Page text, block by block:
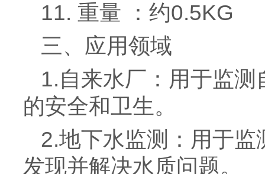
11. 重量 ：约0.5KG
三、应用领域
1.自来水厂：用于监
的安全和卫生。
2.地下水监测：用于
发现并解决水质问题。